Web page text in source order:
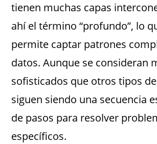
tienen muchas capas
ahí el término “profundo”, lo
permite captar patrones
datos. Aunque se consideran
sofisticados que otros tipos
siguen siendo una secuencia
de pasos para resolver
específicos.